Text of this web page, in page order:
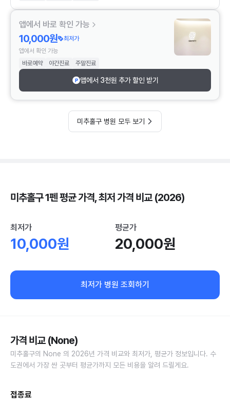
앱에서 바로 확인 가능
10,000원
최저가
앱에서 확인 가능
바로예약
야간진료 주말진료
앱에서 3천원 추가 할인 받기
미추홀구 병원 모두 보기
미추홀구 1펜 평균 가격, 최저 가격 비교 (2026)
최저가
10,000원
평균가
20,000원
최저가 병원 조회하기
가격 비교 (None)
미추홀구의 None 의 2026년 가격 비교와 최저가, 평균가 정보입니다. 수
도권에서 가장 싼 곳부터 평균가까지 모든 비용을 알려 드릴게요.
접종료